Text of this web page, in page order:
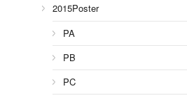
2015Poster
PA
PB
PC